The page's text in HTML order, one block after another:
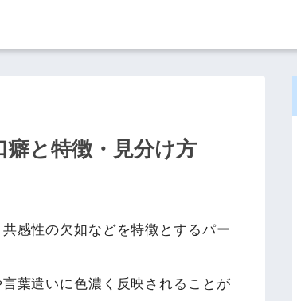
癖と特徴・見分け方
感性の欠如などを特徴とするパー
葉遣いに色濃く反映されることが